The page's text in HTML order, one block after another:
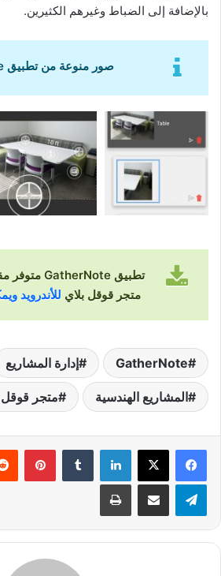
بالإضافة إلى الضباط وغيرهم الكثيرين.
صور منوعة من تطبيق GatherNote
متجر قوقل بلاي للأندرويد
GatherNote إدارة المشاريع
المشاريع الهندسية متجر قوقل
لينكدإن بينتيريست